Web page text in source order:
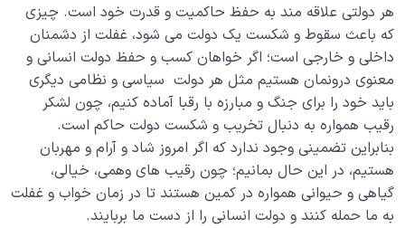
هر دولتی علاقه مند به حفظ حاکمیت و قدرت خود است. چیزی
که باعث سقوط و شکست یک دولت می شود، غفلت از دشمنان
داخلی و خارجی است؛ اگر خواهان کسب و حفظ دولت انسانی و
معنوی درونمان هستیم مثل هر دولت سیاسی و نظامی دیگری
باید خود را برای جنگ و مبارزه با رقبا آماده کنیم، چون لشکر
رقیب همواره به دنبال تخریب و شکست دولت حاکم است.
بنابراین تضمینی وجود ندارد که اگر امروز شاد و آرام و مهربان
هستیم، در این حال بمانیم؛ چون رقیب های وهمی، خیالی،
گیاهی و حیوانی همواره در کمین هستند تا در زمان خواب و غفلت
به ما حمله کنند و دولت انسانی را از دست ما بربایند.